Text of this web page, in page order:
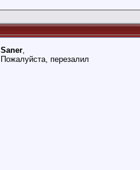
Saner,
Пожалуйста, перезалил